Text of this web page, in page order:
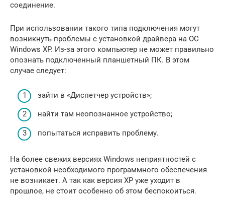
соединение.
При использовании такого типа подключения могут
возникнуть проблемы с установкой драйвера на ОС
Windows XP. Из-за этого компьютер не может правильно
опознать подключенный планшетный ПК. В этом
случае следует:
зайти в «Диспетчер устройств»;
найти там неопознанное устройство;
попытаться исправить проблему.
На более свежих версиях Windows неприятностей с
установкой необходимого программного обеспечения
не возникает. А так как версия XP уже уходит в
прошлое, не стоит особенно об этом беспокоиться.